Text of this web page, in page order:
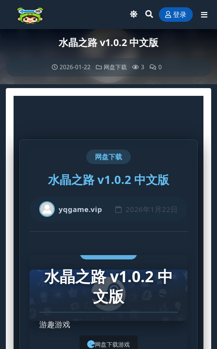
登录
水晶之路 v1.0.2 中文版
2026-01-22 网盘下载 3 0
网盘下载
水晶之路 v1.0.2 中文版
yqgame.vip 2026年1月22日
水晶之路 v1.0.2 中
文版
游趣游戏
网盘下载游戏